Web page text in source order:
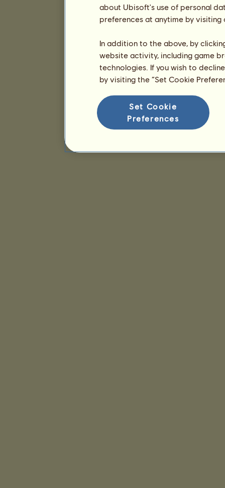
about Ubisoft's use of personal
preferences at anytime by
In addition to the above, by
website activity, including game
technologies. If you wish to
by visiting the “Set Cookie
Set Cookie
Preferences